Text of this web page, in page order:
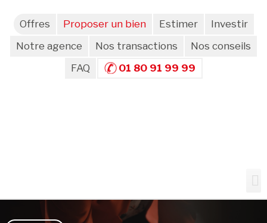
Offres Proposer un bien Estimer
Investir
Notre agence
Nos transactions
Nos conseils
FAQ
01 80 91 99 99